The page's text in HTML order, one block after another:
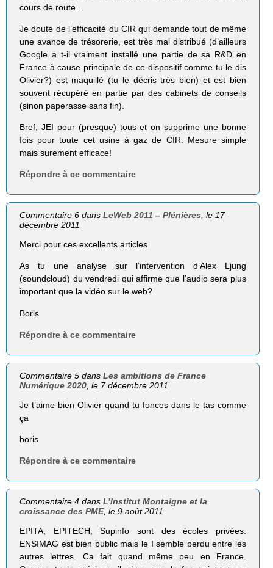
cours de route…
Je doute de l’efficacité du CIR qui demande tout de même
une avance de trésorerie, est très mal distribué (d’ailleurs
Google a t-il vraiment installé une partie de sa R&D en
France à cause principale de ce dispositif comme tu le dis
Olivier?) est maquillé (tu le décris très bien) et est bien
souvent récupéré en partie par des cabinets de conseils
(sinon paperasse sans fin).
Bref, JEI pour (presque) tous et on supprime une bonne
fois pour toute cet usine à gaz de CIR. Mesure simple
mais surement efficace!
Répondre à ce commentaire
Commentaire 6 dansLeWeb 2011 – Plénières, le 17
décembre 2011
Merci pour ces excellents articles
As tu une analyse sur l’intervention d’Alex Ljung
(soundcloud) du vendredi qui affirme que l’audio sera plus
important que la vidéo sur le web?
Boris
Répondre à ce commentaire
Commentaire 5 dansLes ambitions de France
Numérique 2020 , le 7 décembre 2011
Je t’aime bien Olivier quand tu fonces dans le tas comme
ça
boris
Répondre à ce commentaire
Commentaire 4 dansL’Institut Montaigne et la
croissance des PME, le 9 août 2011
EPITA, EPITECH, Supinfo sont des écoles privées.
ENSIMAG est bien public mais le I semble perdu entre les
autres lettres. Ca fait quand même peu en France.